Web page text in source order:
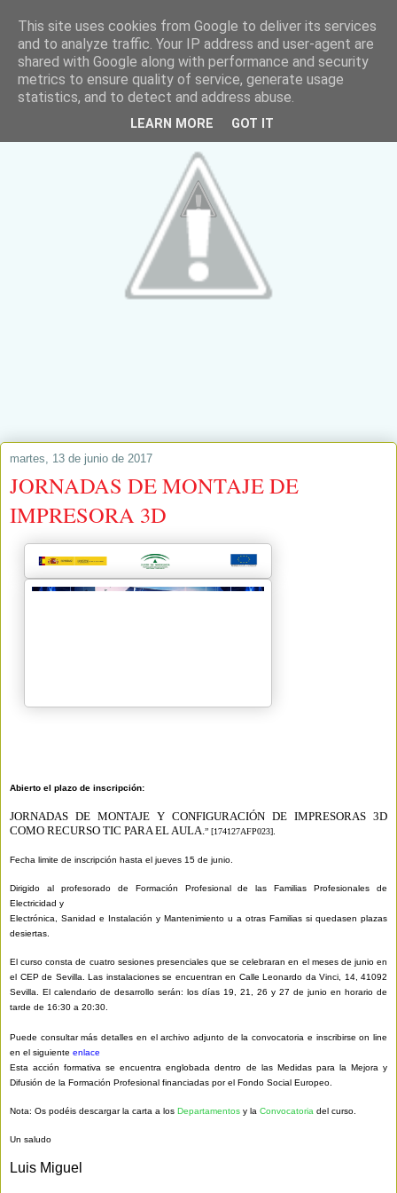
martes, 13 de junio de 2017
JORNADAS DE MONTAJE DE
IMPRESORA 3D
Abierto el plazo de inscripción:
JORNADAS DE MONTAJE Y CONFIGURACIÓN DE IMPRESORAS 3D
COMO RECURSO TIC PARA EL AULA. ” [174127AFP023]
Fecha limite de inscripción hasta el jueves 15 de junio
Dirigido al profesorado de Formación Profesional de las Familias Profesionales de
Electricidad y
Electrónica, Sanidad e Instalación y Mantenimiento u a otras Familias si quedasen plazas
desiertas.
El curso consta de cuatrosesiones presencialesque se celebraran en el meses de junio en
el CEP de Sevilla Las instalaciones se encuentran en Calle Leonardo da Vinci, 14, 41092
Sevilla.
El calendario de desarrollo serán: los días 19 21, 26 y 27 de junio en horario de
tarde de 16:30 a 20:30.
Puede consultar más detalles en el archivo adjunto de la convocatoria e inscribirse on line
en el siguiente enlace
Esta acción formativa se encuentra englobada dentro de las Medidas para la Mejora y
Difusión de la Formación Profesional financiadas por el Fondo Social Europeo.
Nota: Os podéis descargar la carta a los Departamentos y la Convocatoria del curso.
Un saludo
Luis Miguel
This site uses cookies from Google to deliver its services
and to analyze traffic. Your IP address and user-agent are
shared with Google along with performance and security
metrics to ensure quality of service, generate usage
statistics, and to detect and address abuse.
LEARN MORE GOT IT